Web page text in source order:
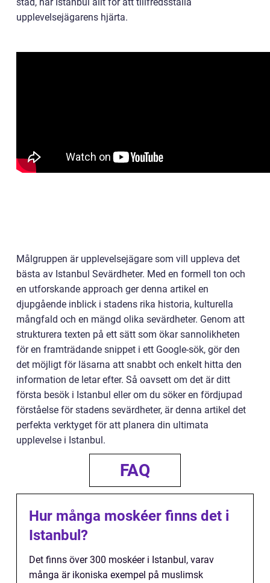
upplevelsejägarens hjärta.
Målgruppen är upplevelsejägare som vill uppleva det
bästa av Istanbul Sevärdheter. Med en formell ton och
en utforskande approach ger denna artikel en
djupgående inblick i stadens rika historia, kulturella
mångfald och en mängd olika sevärdheter. Genom att
strukturera texten på ett sätt som ökar sannolikheten
för en framträdande snippet i ett Google-sök, gör den
det möjligt för läsarna att snabbt och enkelt hitta den
information de letar efter. Så oavsett om det är ditt
första besök i Istanbul eller om du söker en fördjupad
förståelse för stadens sevärdheter, är denna artikel det
perfekta verktyget för att planera din ultimata
upplevelse i Istanbul.
FAQ
Hur många moskéer finns det i
Istanbul?
Det finns över 300 moskéer i Istanbul, varav
många är ikoniska exempel på muslimsk